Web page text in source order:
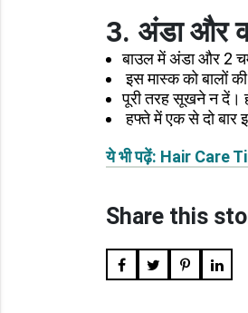
3. अंडा और
बाउल में अंडा और 2
इस मास्क को बालों
पूरी तरह सूखने न दें।
हफ्ते में एक से दो बार
ये भी पढ़ें: Hair Care
Share this